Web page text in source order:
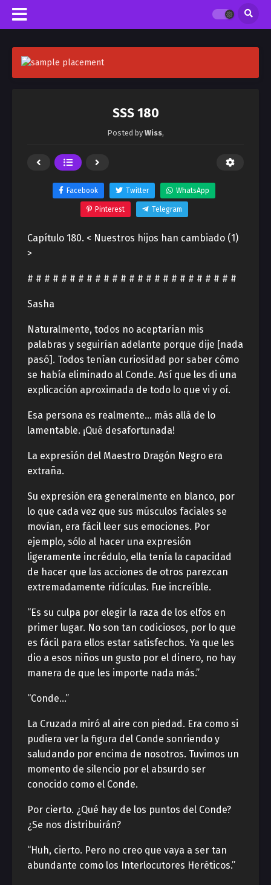
SSS 180
Posted by Wiss,
Facebook Twitter WhatsApp
Pinterest Telegram
Capítulo 180. < Nuestros hijos han cambiado (1)
>
# # # # # # # # # # # # # # # # # # # # # # # # #
Sasha
Naturalmente, todos no aceptarían mis
palabras y seguirían adelante porque dije [nada
pasó]. Todos tenían curiosidad por saber cómo
se había eliminado al Conde. Así que les di una
explicación aproximada de todo lo que vi y oí.
Esa persona es realmente… más allá de lo
lamentable. ¡Qué desafortunada!
La expresión del Maestro Dragón Negro era
extraña.
Su expresión era generalmente en blanco, por
lo que cada vez que sus músculos faciales se
movían, era fácil leer sus emociones. Por
ejemplo, sólo al hacer una expresión
ligeramente incrédulo, ella tenía la capacidad
de hacer que las acciones de otros parezcan
extremadamente ridículas. Fue increíble.
“Es su culpa por elegir la raza de los elfos en
primer lugar. No son tan codiciosos, por lo que
es fácil para ellos estar satisfechos. Ya que les
dio a esos niños un gusto por el dinero, no hay
manera de que les importe nada más.”
“Conde…”
La Cruzada miró al aire con piedad. Era como si
pudiera ver la figura del Conde sonriendo y
saludando por encima de nosotros. Tuvimos un
momento de silencio por el absurdo ser
conocido como el Conde.
Por cierto. ¿Qué hay de los puntos del Conde?
¿Se nos distribuirán?
“Huh, cierto. Pero no creo que vaya a ser tan
abundante como los Interlocutores Heréticos.”